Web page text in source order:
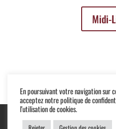
Midi-
Blog Terre cuite
En poursuivant votre navigation sur
acceptez notre politique de
l'utilisation de cookies.